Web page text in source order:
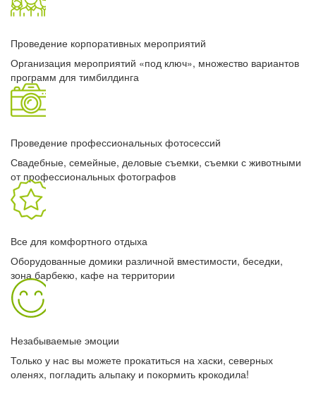
Проведение корпоративных мероприятий
Организация мероприятий «под ключ», множество вариантов
программ для тимбилдинга
Проведение профессиональных фотосессий
Свадебные, семейные, деловые съемки, съемки с животными
от профессиональных фотографов
Все для комфортного отдыха
Оборудованные домики различной вместимости, беседки,
зона барбекю, кафе на территории
Незабываемые эмоции
Только у нас вы можете прокатиться на хаски, северных
оленях, погладить альпаку и покормить крокодила!